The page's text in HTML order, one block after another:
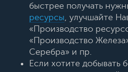
быстрее получать
ресурсы, улучшайте
«Производство
«Производство
Серебра» и пр.
Если хотите добывать